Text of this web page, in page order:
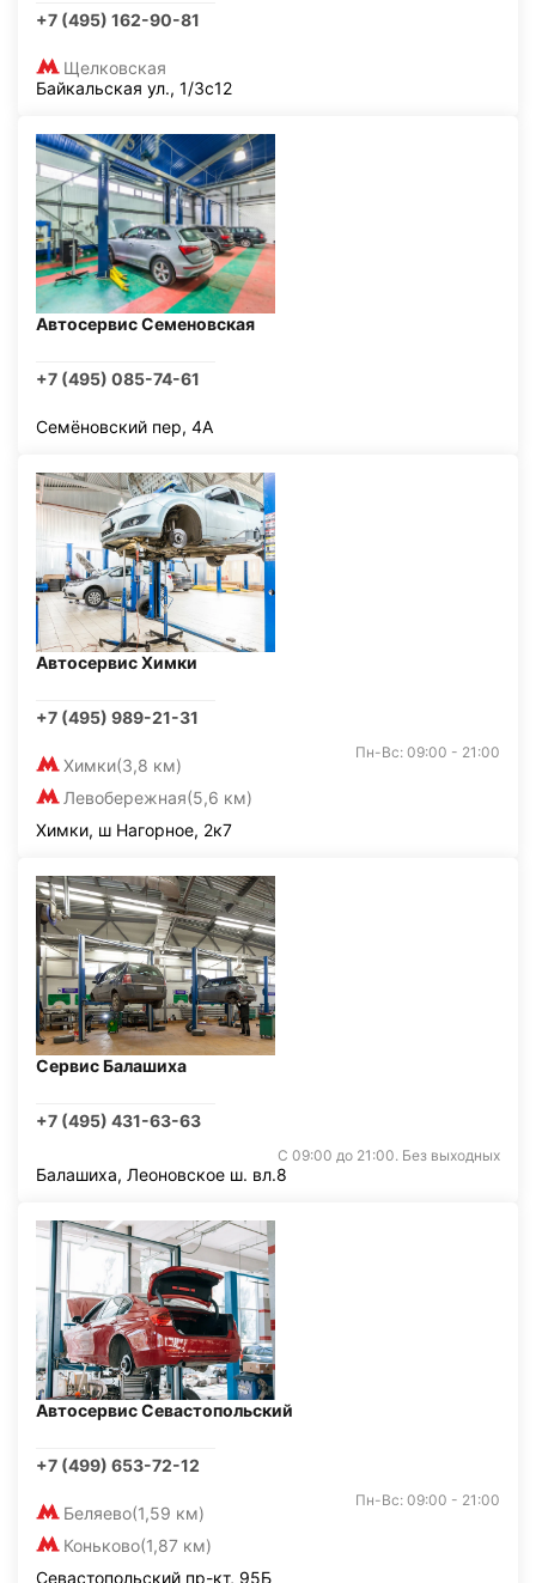
+7 (495) 162-90-81
Щелковская
Байкальская ул., 1/3с12
Автосервис Семеновская
+7 (495) 085-74-61
Семёновский пер, 4А
Автосервис Химки
+7 (495) 989-21-31
Химки(3,8 км)
Левобережная(5,6 км)
Пн-Вс: 09:00 - 21:00
Химки, ш Нагорное, 2к7
Сервис Балашиха
+7 (495) 431-63-63
С 09:00 до 21:00. Без выходных
Балашиха, Леоновское ш. вл.8
Автосервис Севастопольский
+7 (499) 653-72-12
Беляево(1,59 км)
Коньково(1,87 км)
Пн-Вс: 09:00 - 21:00
Севастопольский пр-кт, 95Б